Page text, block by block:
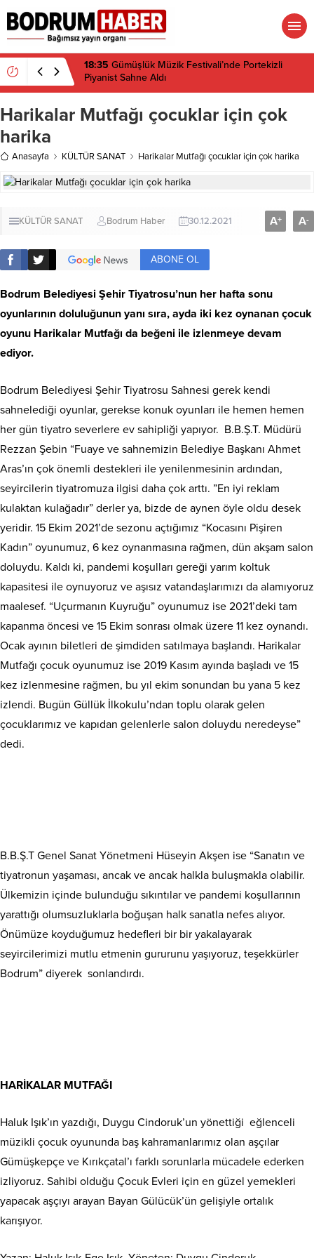
18:35 Gümüşlük Müzik Festivali’nde Portekizli
Piyanist Sahne Aldı
Harikalar Mutfağı çocuklar için çok
harika
Anasayfa KÜLTÜR SANAT Harikalar Mutfağı çocuklar için çok harika
KÜLTÜR SANAT Bodrum Haber 30.12.2021 A+ A-
ABONE OL
Bodrum Belediyesi Şehir Tiyatrosu’nun her hafta sonu
oyunlarının doluluğunun yanı sıra, ayda iki kez oynanan çocuk
oyunu Harikalar Mutfağı da beğeni ile izlenmeye devam
ediyor.
Bodrum Belediyesi Şehir Tiyatrosu Sahnesi gerek kendi
sahnelediği oyunlar, gerekse konuk oyunları ile hemen hemen
her gün tiyatro severlere ev sahipliği yapıyor. B.B.Ş.T. Müdürü
Rezzan Şebin “Fuaye ve sahnemizin Belediye Başkanı Ahmet
Aras’ın çok önemli destekleri ile yenilenmesinin ardından,
seyircilerin tiyatromuza ilgisi daha çok arttı. ”En iyi reklam
kulaktan kulağadır” derler ya, bizde de aynen öyle oldu desek
yeridir. 15 Ekim 2021’de sezonu açtığımız “Kocasını Pişiren
Kadın” oyunumuz, 6 kez oynanmasına rağmen, dün akşam salon
doluydu. Kaldı ki, pandemi koşulları gereği yarım koltuk
kapasitesi ile oynuyoruz ve aşısız vatandaşlarımızı da alamıyoruz
maalesef. “Uçurmanın Kuyruğu” oyunumuz ise 2021’deki tam
kapanma öncesi ve 15 Ekim sonrası olmak üzere 11 kez oynandı.
Ocak ayının biletleri de şimdiden satılmaya başlandı. Harikalar
Mutfağı çocuk oyunumuz ise 2019 Kasım ayında başladı ve 15
kez izlenmesine rağmen, bu yıl ekim sonundan bu yana 5 kez
izlendi. Bugün Güllük İlkokulu’ndan toplu olarak gelen
çocuklarımız ve kapıdan gelenlerle salon doluydu neredeyse”
dedi.
B.B.Ş.T Genel Sanat Yönetmeni Hüseyin Akşen ise “Sanatın ve
tiyatronun yaşaması, ancak ve ancak halkla buluşmakla olabilir.
Ülkemizin içinde bulunduğu sıkıntılar ve pandemi koşullarının
yarattığı olumsuzluklarla boğuşan halk sanatla nefes alıyor.
Önümüze koyduğumuz hedefleri bir bir yakalayarak
seyircilerimizi mutlu etmenin gururunu yaşıyoruz, teşekkürler
Bodrum” diyerek sonlandırdı.
HARİKALAR MUTFAĞI
Haluk Işık’ın yazdığı, Duygu Cindoruk’un yönettiği eğlenceli
müzikli çocuk oyununda baş kahramanlarımız olan aşçılar
Gümüşkepçe ve Kırıkçatal’ı farklı sorunlarla mücadele ederken
izliyoruz. Sahibi olduğu Çocuk Evleri için en güzel yemekleri
yapacak aşçıyı arayan Bayan Gülücük’ün gelişiyle ortalık
karışıyor.